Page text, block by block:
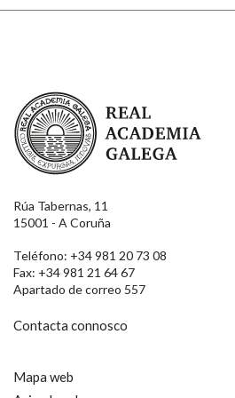
Real Academia Galega
Rúa Tabernas, 11
15001 - A Coruña
Teléfono: +34 981 20 73 08
Fax: +34 981 21 64 67
Apartado de correo 557
Contacta connosco
Mapa web